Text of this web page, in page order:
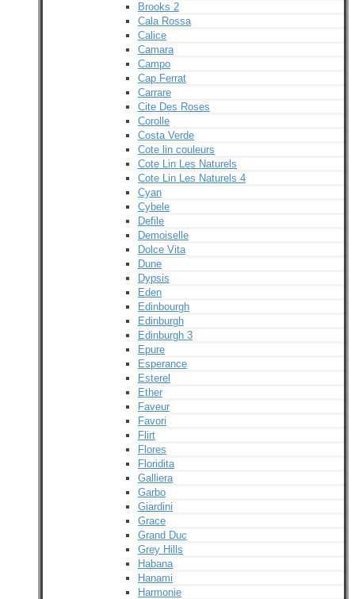
Brooks 2
Cala Rossa
Calice
Camara
Campo
Cap Ferrat
Carrare
Cite Des Roses
Corolle
Costa Verde
Cote lin couleurs
Cote Lin Les Naturels
Cote Lin Les Naturels 4
Cyan
Cybele
Defile
Demoiselle
Dolce Vita
Dune
Dypsis
Eden
Edinbourgh
Edinburgh
Edinburgh 3
Epure
Esperance
Esterel
Ether
Faveur
Favori
Flirt
Flores
Floridita
Galliera
Garbo
Giardini
Grace
Grand Duc
Grey Hills
Habana
Hanami
Harmonie